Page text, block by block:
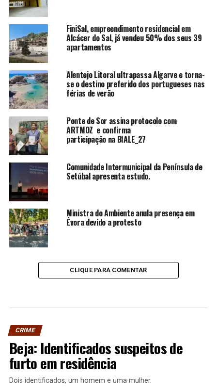
FiniSal, empreendimento residencial em
Alcácer do Sal, já vendeu 50% dos seus 39
apartamentos
Alentejo Litoral ultrapassa Algarve e torna-
se o destino preferido dos portugueses nas
férias de verão
Ponte de Sor assina protocolo com
ARTMOZ e confirma
participação na BIALE_27
Comunidade Intermunicipal da Península de
Setúbal apresenta estudo.
Ministra do Ambiente anula presença em
Évora devido a protesto
CLIQUE PARA COMENTAR
CRIME
Beja: Identificados suspeitos de
furto em residência
Dois identificados, um homem e uma mulher.